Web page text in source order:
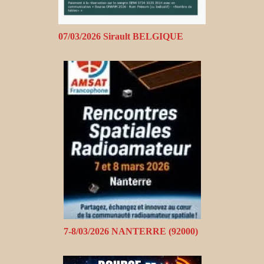
07/03/2026 Sirault BELGIQUE
7-8/03/2026 NANTERRE (92000)